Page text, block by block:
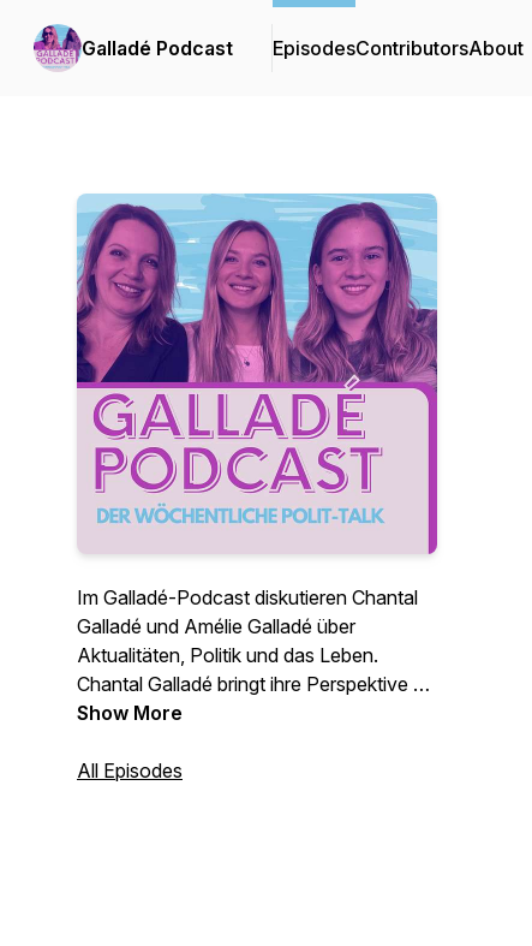
Galladé Podcast EpisodesContributorsAbout
Im Galladé-Podcast diskutieren Chantal
Galladé und Amélie Galladé über
Aktualitäten, Politik und das Leben.
Chantal Galladé bringt ihre Perspektive als
Kantonsrätin, Berufsschullehrerin und
Jahre eine Wochenkolumne bei Radio 1.
Show More
All Episodes